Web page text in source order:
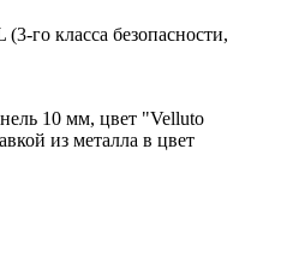
го класса безопасности,
10 мм, цвет "Velluto
из металла в цвет